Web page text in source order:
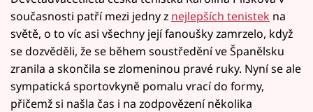
současnosti patří mezi jedny z nejlepších tenistek na
světě, o to víc asi všechny její fanoušky zamrzelo, když
se dozvěděli, že se během soustředění ve Španělsku
zranila a skončila se zlomeninou pravé ruky. Nyní se ale
sympatická sportovkyně pomalu vrací do formy,
přičemž si našla čas i na zodpovězení několika